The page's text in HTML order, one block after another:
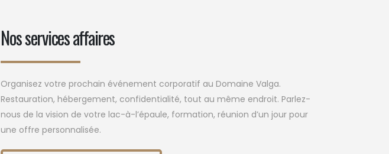
Nos services affaires
Organisez votre prochain événement corporatif au Domaine Valga.
Restauration, hébergement, confidentialité, tout au même endroit. Parlez-
nous de la vision de votre lac-à-l’épaule, formation, réunion d’un jour pour
une offre personnalisée.